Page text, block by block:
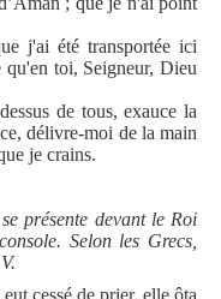
j'ai été transportée ici
qu'en toi, Seigneur, Dieu
de tous, exauce la
délivre-moi de la main
je crains.
présente devant le Roi
Selon les Grecs,
cessé de prier, elle ôta